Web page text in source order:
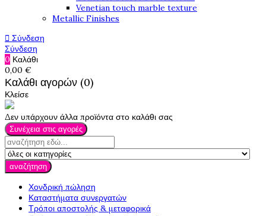
Venetian touch marble texture
Metallic Finishes
 Σύνδεση
Σύνδεση
0 Καλάθι
0,00 €
Καλάθι αγορών (0)
Κλείσε
Δεν υπάρχουν άλλα προϊόντα στο καλάθι σας
Συνέχεια στις αγορές
αναζήτηση
Χονδρική πώληση
Καταστήματα συνεργατών
Τρόποι αποστολής & μεταφορικά